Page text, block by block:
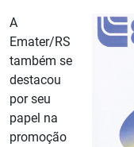
A
Emater/RS
também se
destacou
por seu
papel na
promoção